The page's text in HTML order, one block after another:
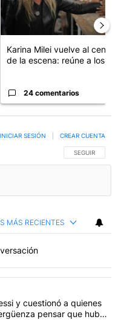
Karina Milei vuelve al centro
de la escena: reúne a los...
24 comentarios
SIGA ESTA
SEGUIR
INICIAR SESIÓN CREAR CUENTA
MÁS RECIENTES
más comentarios en los
"Milei despidió a Jorge
y cuestionó a quienes
pensar que hubo